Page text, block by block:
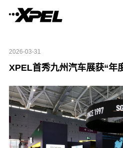
2026-03-31
XPEL首秀九州汽车展获“年